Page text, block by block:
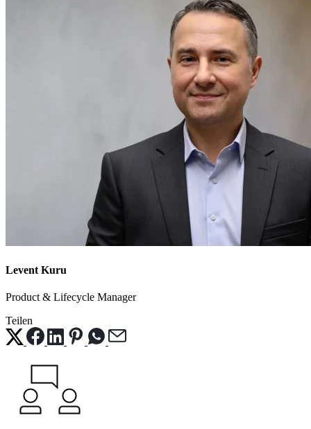
Levent Kuru
Product & Lifecycle Manager
Teilen